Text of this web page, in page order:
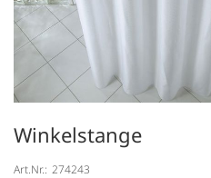
Winkelstange
Art.Nr.: 274243